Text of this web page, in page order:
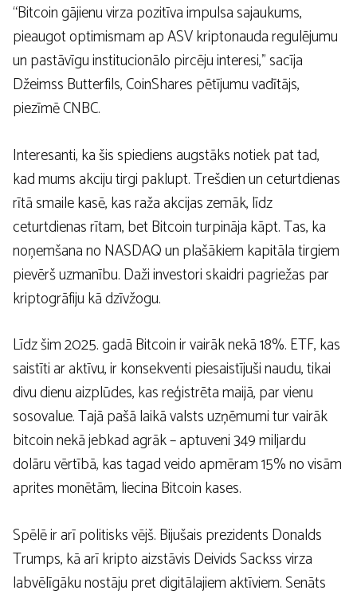
“Bitcoin gājienu virza pozitīva impulsa sajaukums,
pieaugot optimismam ap ASV kriptonauda regulējumu
un pastāvīgu institucionālo pircēju interesi,” sacīja
Džeimss Butterfils, CoinShares pētījumu vadītājs,
piezīmē CNBC.
Interesanti, ka šis spiediens augstāks notiek pat tad,
kad mums akciju tirgi paklupt. Trešdien un ceturtdienas
rītā smaile kasē, kas raža akcijas zemāk, līdz
ceturtdienas rītam, bet Bitcoin turpināja kāpt. Tas, ka
noņemšana no NASDAQ un plašākiem kapitāla tirgiem
pievērš uzmanību. Daži investori skaidri pagriežas par
kriptogrāfiju kā dzīvžogu.
Līdz šim 2025. gadā Bitcoin ir vairāk nekā 18%. ETF, kas
saistīti ar aktīvu, ir konsekventi piesaistījuši naudu, tikai
divu dienu aizplūdes, kas reģistrēta maijā, par vienu
sosovalue. Tajā pašā laikā valsts uzņēmumi tur vairāk
bitcoin nekā jebkad agrāk – aptuveni 349 miljardu
dolāru vērtībā, kas tagad veido apmēram 15% no visām
aprites monētām, liecina Bitcoin kases.
Spēlē ir arī politisks vējš. Bijušais prezidents Donalds
Trumps, kā arī kripto aizstāvis Deivids Sackss virza
labvēlīgāku nostāju pret digitālajiem aktīviem. Senāts